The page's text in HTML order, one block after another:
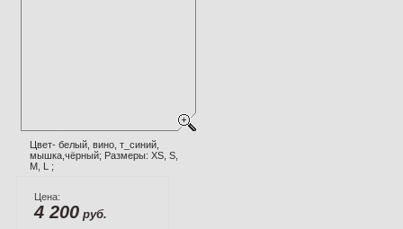
Цвет- белый, вино, т_синий,
мышка,чёрный; Размеры: XS, S,
M, L ;
Цена:
4 200 руб.